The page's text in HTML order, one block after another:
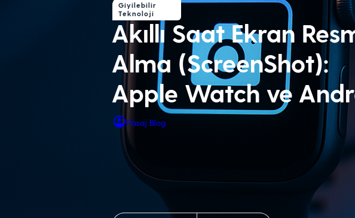
Giyilebilir
Teknoloji
Akıllı Saat Ekran
Alma (ScreenShot):
Apple Watch ve
Pasaj Blog